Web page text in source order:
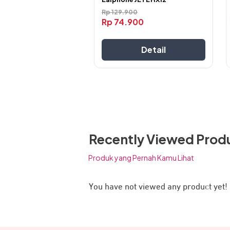
Magnet Attraction, Handsfree JETE
Rp129.900
Rp74.900
Detail
Recently Viewed
Produk yang Pernah Kamu Lihat
You have not viewed any product yet!